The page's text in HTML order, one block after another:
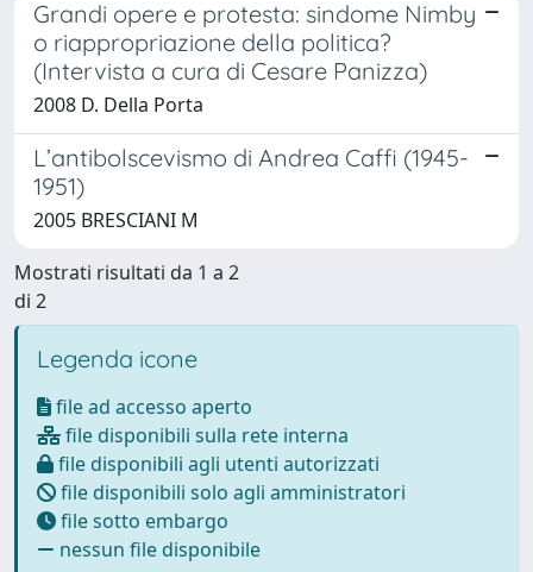
Grandi opere e protesta: sindome Nimby
o riappropriazione della politica?
(Intervista a cura di Cesare Panizza)
2008 D. Della Porta
L’antibolscevismo di Andrea Caffi (1945-
1951)
2005 BRESCIANI M
Mostrati risultati da 1 a 2
di 2
Legenda icone
file ad accesso aperto
file disponibili sulla rete interna
file disponibili agli utenti autorizzati
file disponibili solo agli amministratori
file sotto embargo
nessun file disponibile